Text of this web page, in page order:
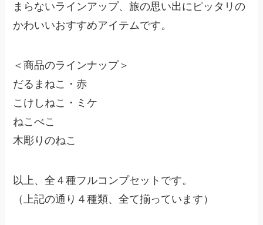
まらないラインアップ、旅の思い出にピッタリの
かわいいおすすめアイテムです。
＜商品のラインナップ＞
だるまねこ・赤
こけしねこ・ミケ
ねこべこ
木彫りのねこ
以上、全４種フルコンプセットです。
（上記の通り４種類、全て揃っています）